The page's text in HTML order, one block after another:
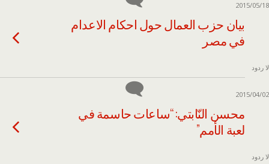
2015/05/18
بيان حزب العمال حول احكام الاعدام
في مصر
لا ردود
2015/04/02
محسن النّابتي: “ساعات حاسمة في
لعبة الأمم”
لا ردود